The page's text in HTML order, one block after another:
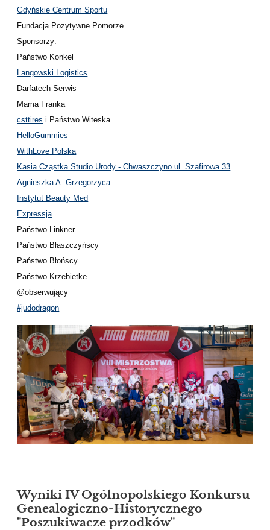
Gdyńskie Centrum Sportu
Fundacja Pozytywne Pomorze
Sponsorzy:
Państwo Konkel
Langowski Logistics
Darfatech Serwis
Mama Franka
csttires i Państwo Witeska
HelloGummies
WithLove Polska
Kasia Cząstka Studio Urody - Chwaszczyno ul. Szafirowa 33
Agnieszka A. Grzegorzyca
Instytut Beauty Med
Expressja
Państwo Linkner
Państwo Błaszczyńscy
Państwo Błońscy
Państwo Krzebietke
@obserwujący
#judodragon
Wyniki IV Ogólnopolskiego Konkursu
Genealogiczno-Historycznego
"Poszukiwacze przodków"